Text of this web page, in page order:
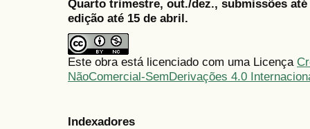
Quarto trimestre, out./dez., submissões
edição até 15 de abril.
Este obra está licenciado com uma Licença
NãoComercial-SemDerivações 4.0
Indexadores